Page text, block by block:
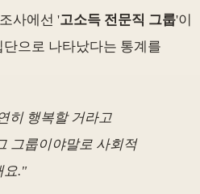
사에선 '고소득 전문직 그룹'이
으로 나타났다는 통계를
히 행복할 거라고
그룹이야말로 사회적
요."